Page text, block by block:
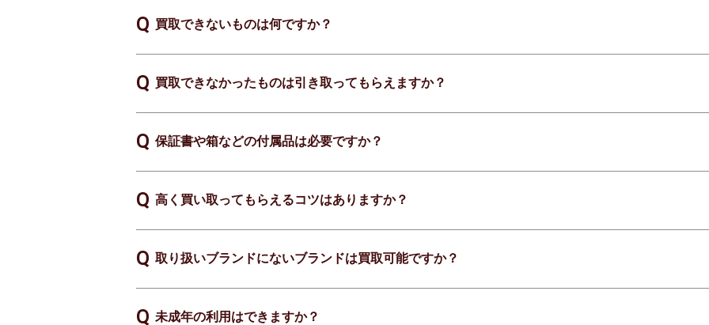
買取できないものは何ですか？
買取できなかったものは引き取ってもらえますか？
保証書や箱などの付属品は必要ですか？
高く買い取ってもらえるコツはありますか？
取り扱いブランドにないブランドは買取可能ですか？
未成年の利用はできますか？